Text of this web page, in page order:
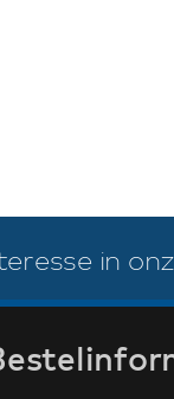
in